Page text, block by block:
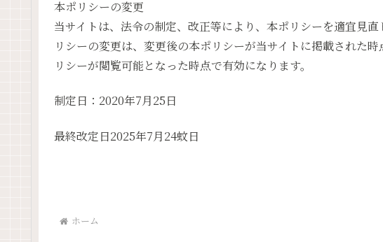
本ポリシーの変更
当サイトは、法令の制定、改正等により、本ポリシーを適宜見
リシーの変更は、変更後の本ポリシーが当サイトに掲載された
リシーが閲覧可能となった時点で有効になります。
制定日：2020年7月25日
最終改定日2025年7月24蚊日
ホーム